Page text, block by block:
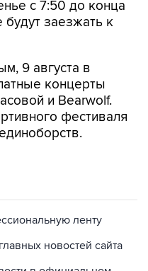
9 августа в
и Bearwolf.
фестиваля
новостей сайта
в официальном